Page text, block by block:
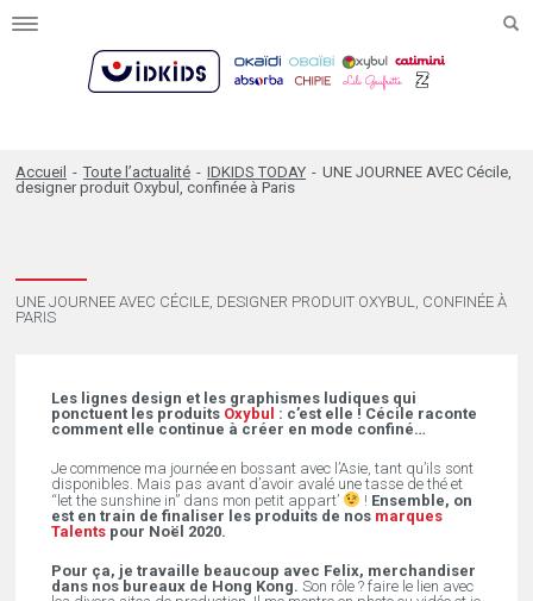
Toggle
Accueil - Toute l’actualité - IDKIDS TODAY - UNE JOURNEE AVEC Cécile,
designer produit Oxybul, confinée à Paris
UNE JOURNEE AVEC CÉCILE, DESIGNER PRODUIT OXYBUL, CONFINÉE À
PARIS
Les lignes design et les graphismes ludiques qui
ponctuent les produits Oxybul : c’est elle ! Cécile raconte
comment elle continue à créer en mode confiné…
Je commence ma journée en bossant avec l’Asie, tant qu’ils sont
disponibles. Mais pas avant d’avoir avalé une tasse de thé et
“let the sunshine in” dans mon petit appart’
! Ensemble, on
est en train de finaliser les produits de nos marques
Talents pour Noël 2020.
Pour ça, je travaille beaucoup avec Felix, merchandiser
dans nos bureaux de Hong Kong. Son rôle ? faire le lien avec